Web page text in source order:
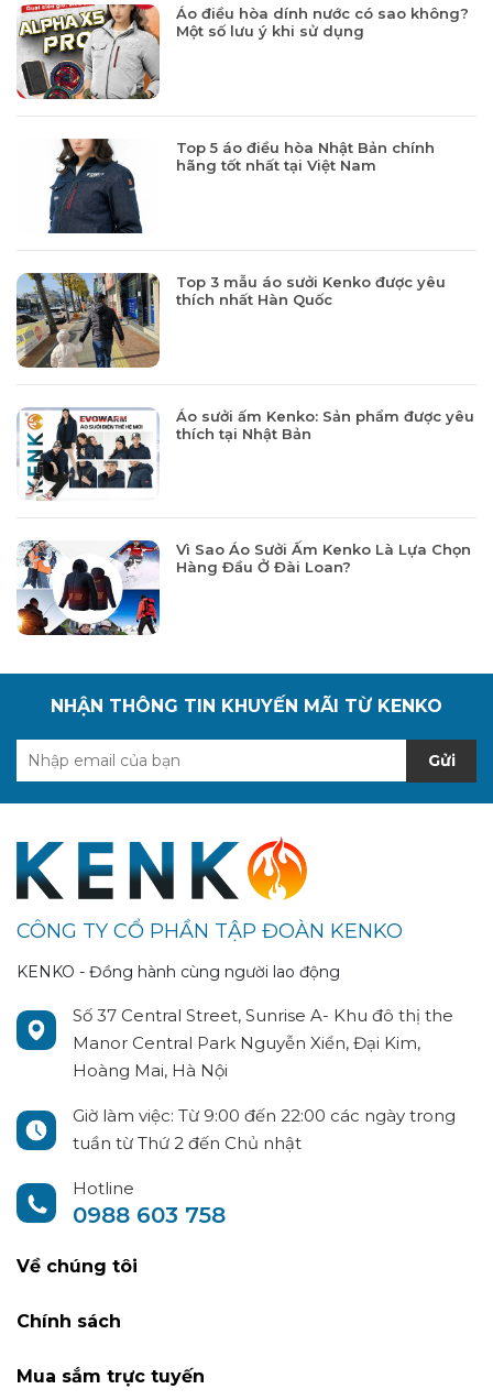
Áo điều hòa dính nước có sao không?
Một số lưu ý khi sử dụng
Top 5 áo điều hòa Nhật Bản chính
hãng tốt nhất tại Việt Nam
Top 3 mẫu áo sưởi Kenko được yêu
thích nhất Hàn Quốc
Áo sưởi ấm Kenko: Sản phẩm được yêu
thích tại Nhật Bản
Vì Sao Áo Sưởi Ấm Kenko Là Lựa Chọn
Hàng Đầu Ở Đài Loan?
NHẬN THÔNG TIN KHUYẾN MÃI TỪ KENKO
Gửi
CÔNG TY CỔ PHẦN TẬP ĐOÀN KENKO
KENKO - Đồng hành cùng người lao động
Số 37 Central Street, Sunrise A- Khu đô thị the
Manor Central Park Nguyễn Xiển, Đại Kim,
Hoàng Mai, Hà Nội
Giờ làm việc: Từ 9:00 đến 22:00 các ngày trong
tuần từ Thứ 2 đến Chủ nhật
Hotline
0988 603 758
Về chúng tôi
Chính sách
Mua sắm trực tuyến